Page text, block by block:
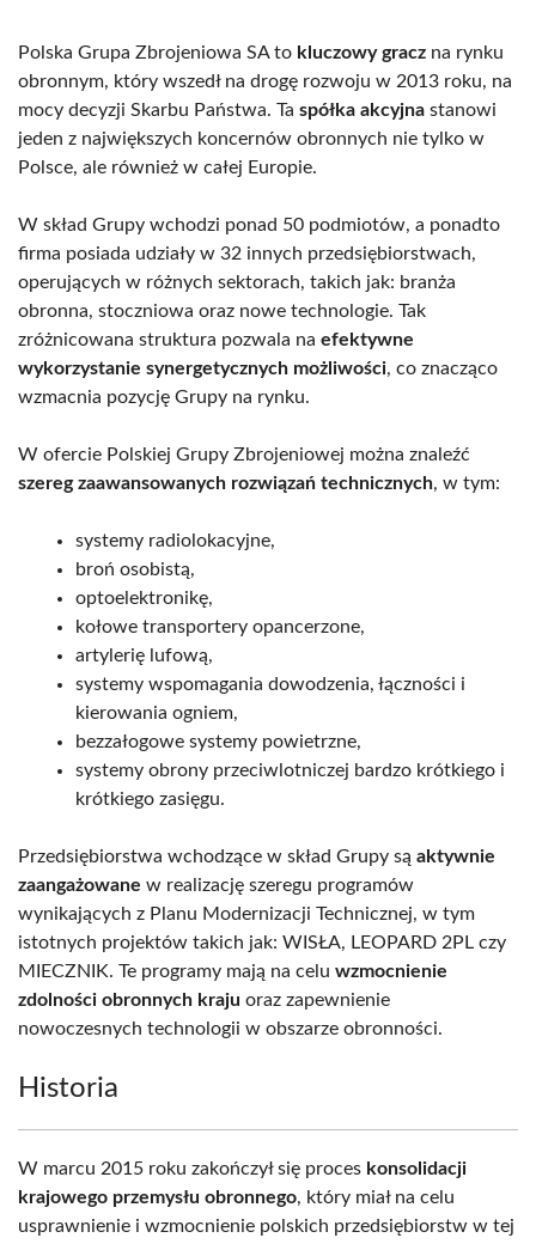
Polska Grupa Zbrojeniowa SA to kluczowy gracz na rynku
obronnym, który wszedł na drogę rozwoju w 2013 roku, na
mocy decyzji Skarbu Państwa. Ta spółka akcyjna stanowi
jeden z największych koncernów obronnych nie tylko w
Polsce, ale również w całej Europie.
W skład Grupy wchodzi ponad 50 podmiotów, a ponadto
firma posiada udziały w 32 innych przedsiębiorstwach,
operujących w różnych sektorach, takich jak: branża
obronna, stoczniowa oraz nowe technologie. Tak
zróżnicowana struktura pozwala na efektywne
wykorzystanie synergetycznych możliwości, co znacząco
wzmacnia pozycję Grupy na rynku.
W ofercie Polskiej Grupy Zbrojeniowej można znaleźć
szereg zaawansowanych rozwiązań technicznych, w tym:
systemy radiolokacyjne,
broń osobistą,
optoelektronikę,
kołowe transportery opancerzone,
artylerię lufową,
systemy wspomagania dowodzenia, łączności i
kierowania ogniem,
bezzałogowe systemy powietrzne,
systemy obrony przeciwlotniczej bardzo krótkiego i
krótkiego zasięgu.
Przedsiębiorstwa wchodzące w skład Grupy są aktywnie
zaangażowane w realizację szeregu programów
wynikających z Planu Modernizacji Technicznej, w tym
istotnych projektów takich jak: WISŁA, LEOPARD 2PL czy
MIECZNIK. Te programy mają na celu wzmocnienie
zdolności obronnych kraju oraz zapewnienie
nowoczesnych technologii w obszarze obronności.
Historia
W marcu 2015 roku zakończył się proces konsolidacji
krajowego przemysłu obronnego, który miał na celu
usprawnienie i wzmocnienie polskich przedsiębiorstw w tej